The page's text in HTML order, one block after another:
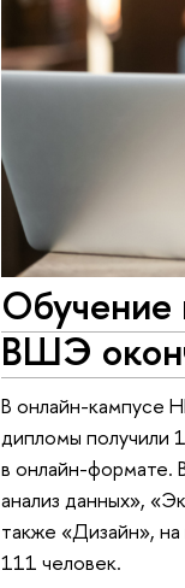
ВШЭ
В онлайн-кампусе
дипломы получили
в онлайн-формате.
анализ данных»,
также «Дизайн»,
111 человек.